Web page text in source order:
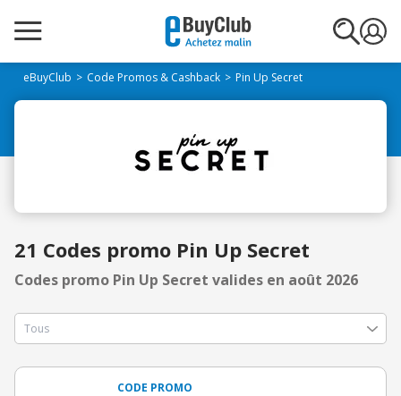
eBuyClub Code Promos & Cashback Pin Up Secret
21 Codes promo Pin Up Secret
Codes promo Pin Up Secret valides en août 2026
CODE PROMO